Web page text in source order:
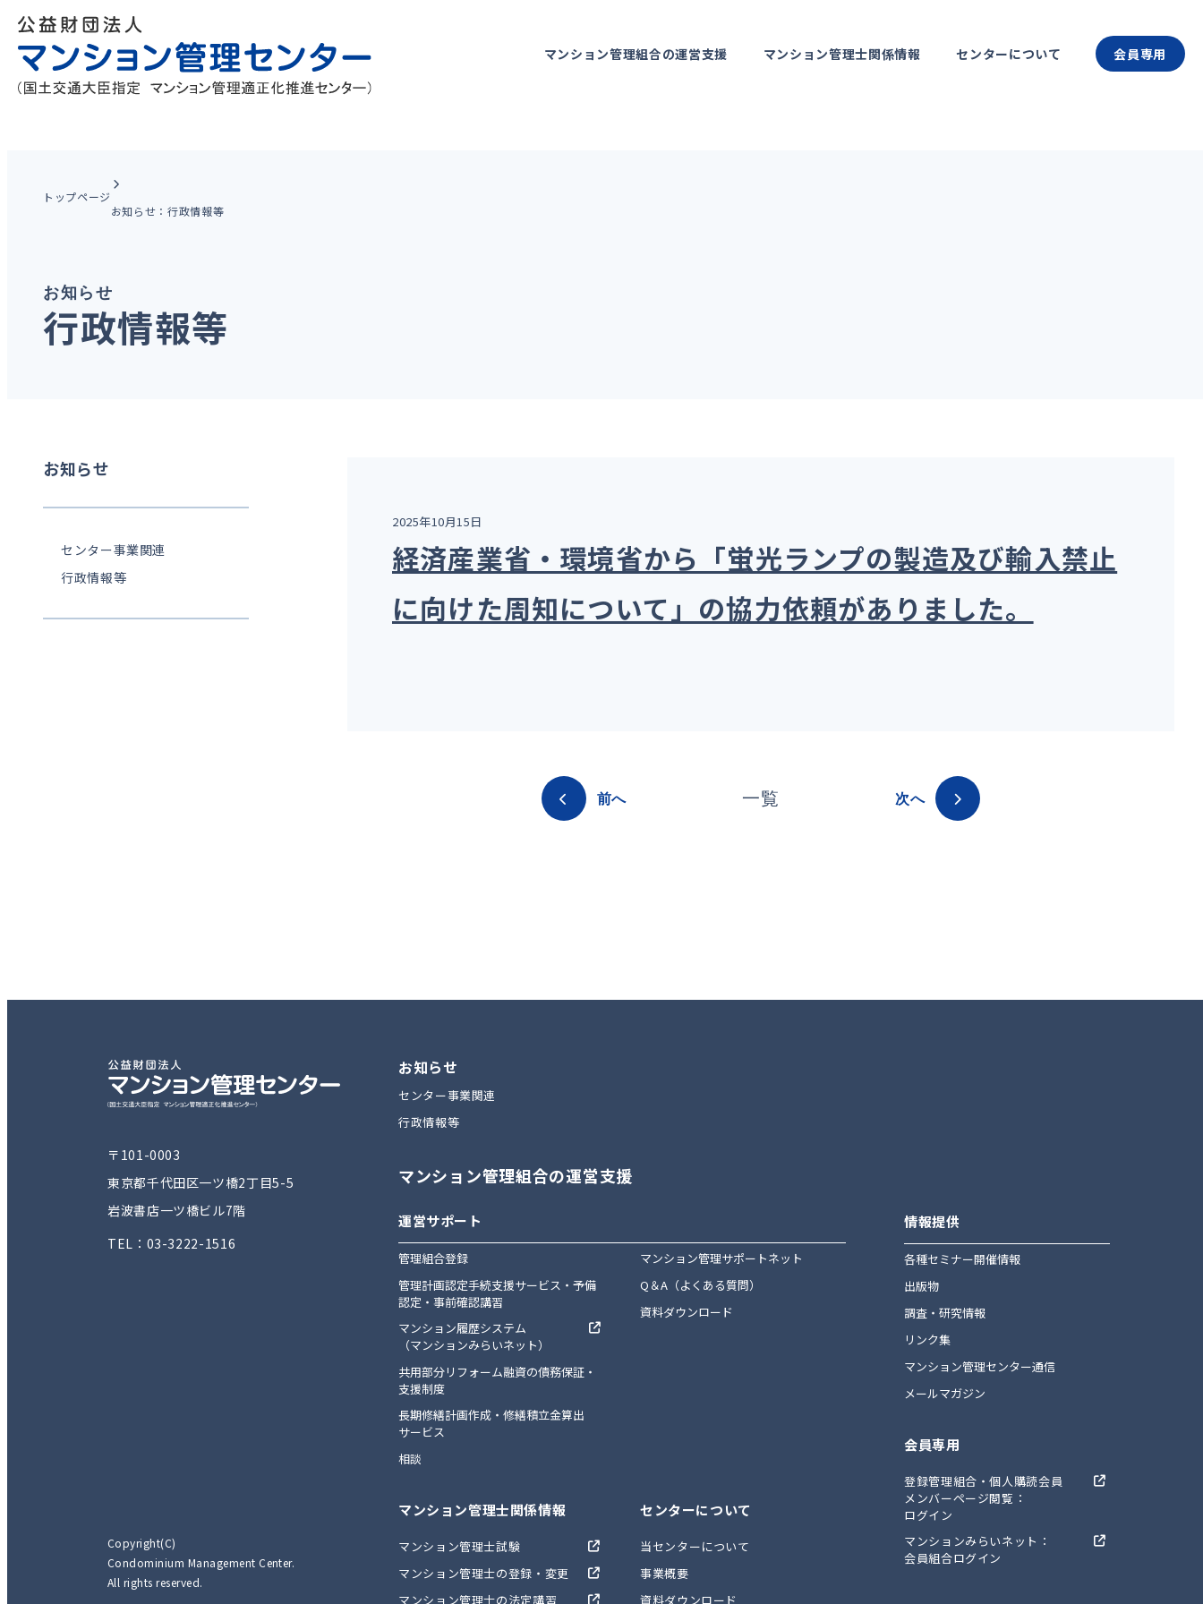
マンション管理組合の運営支援 マンション管理士関係情報 センターについて 会員専用
トップページ
お知らせ：行政情報等
お知らせ
行政情報等
お知らせ
センター事業関連
行政情報等
2025年10月15日
経済産業省・環境省から「蛍光ランプの製造及び輸入禁止
に向けた周知について」の協力依頼がありました。
前へ 一覧 次へ
〒101-0003
東京都千代田区一ツ橋2丁目5-5
岩波書店一ツ橋ビル7階
TEL：03-3222-1516
Copyright(C)
Condominium Management Center.
All rights reserved.
お知らせ
センター事業関連
行政情報等
マンション管理組合の運営支援
運営サポート
管理組合登録
管理計画認定手続支援サービス・予備
認定・事前確認講習
マンション履歴システム
（マンションみらいネット）
共用部分リフォーム融資の債務保証・
支援制度
長期修繕計画作成・修繕積立金算出
サービス
相談
マンション管理サポートネット
Q＆A（よくある質問）
資料ダウンロード
マンション管理士関係情報
マンション管理士試験
マンション管理士の登録・変更
マンション管理士の法定講習
センターについて
当センターについて
事業概要
資料ダウンロード
情報提供
各種セミナー開催情報
出版物
調査・研究情報
リンク集
マンション管理センター通信
メールマガジン
会員専用
登録管理組合・個人購読会員
メンバーページ閲覧：
ログイン
マンションみらいネット：
会員組合ログイン